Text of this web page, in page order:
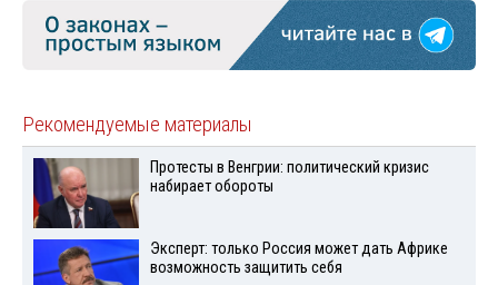
Рекомендуемые материалы
Протесты в Венгрии: политический кризис
набирает обороты
Эксперт: только Россия может дать Африке
возможность защитить себя